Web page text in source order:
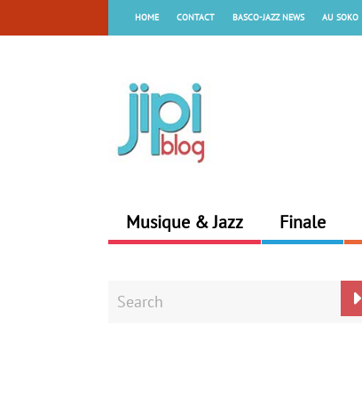
HOME CONTACT BASCO-JAZZ NEWS AU SOKO
Musique & Jazz Finale